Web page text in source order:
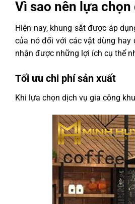
Vì sao nên lựa
Hiện nay, khung sắt được áp
của nó đối với các vật dùng hay
nhận được những lợi ích cụ thể
Tối ưu chi phí sản xuất
Khi lựa chọn dịch vụ gia công